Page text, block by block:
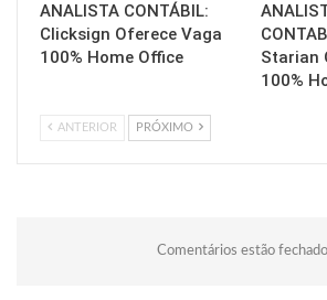
ANALISTA CONTÁBIL:
Clicksign Oferece Vaga
100% Home Office
Starian
100%
ANTERIOR PRÓXIMO
Comentários estão